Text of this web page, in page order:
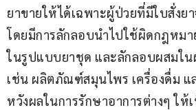
ยาขายให้ได้เฉพาะผู้ป่วยที่มีใบสั่งย
โดยมีการลักลอบนำไปใช้ผิดกฎหมา
ในรูปแบบยาชุด และลักลอบผสมใ
เช่น ผลิตภัณฑ์สมุนไพร เครื่องดื่ม แ
หวังผลในการรักษาอาการต่างๆ ให้